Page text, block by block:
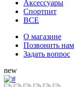
Аксессуары
Спортпит
ВСЕ
О магазине
Позвонить нам
Задать вопрос
new